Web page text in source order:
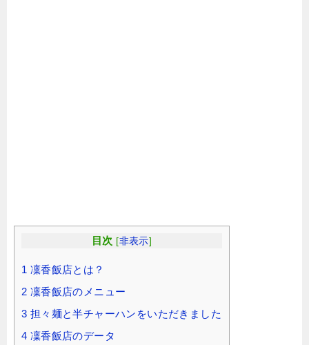
目次 [非表示]
1 凜香飯店とは？
2 凜香飯店のメニュー
3 担々麺と半チャーハンをいただきました
4 凜香飯店のデータ